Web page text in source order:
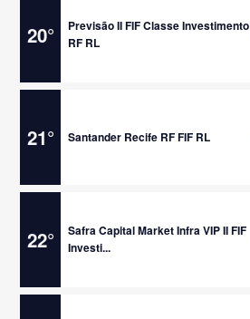
20°
Previsão II FIF Classe Investimento
RF RL
21° Santander Recife RF FIF RL
22°
Safra Capital Market Infra VIP II FIF
Investi...